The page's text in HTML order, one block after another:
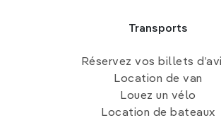
Transports
Réservez vos billets
Location de van
Louez un vélo
Location de bateaux